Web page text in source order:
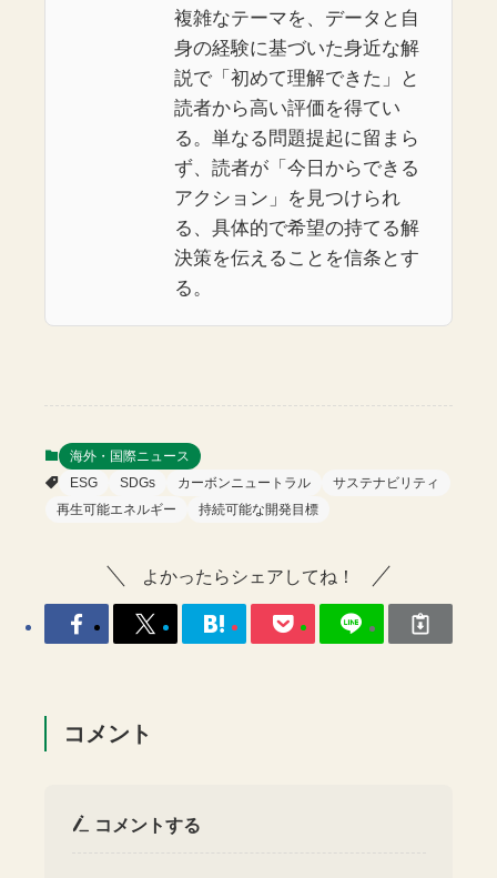
複雑なテーマを、データと自
身の経験に基づいた身近な解
説で「初めて理解できた」と
読者から高い評価を得てい
る。単なる問題提起に留まら
ず、読者が「今日からできる
アクション」を見つけられ
る、具体的で希望の持てる解
決策を伝えることを信条とす
る。
海外・国際ニュース
ESG
SDGs カーボンニュートラル
サステナビリティ
再生可能エネルギー
持続可能な開発目標
よかったらシェアしてね！
コメント
コメントする